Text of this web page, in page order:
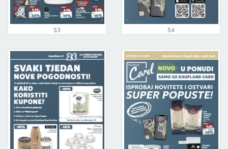
53 54